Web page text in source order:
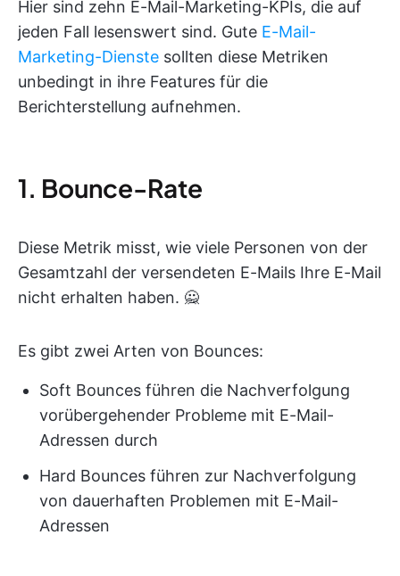
Hier sind zehn E-Mail-Marketing-KPIs, die auf
jeden Fall lesenswert sind. Gute E-Mail-
Marketing-Dienste sollten diese Metriken
unbedingt in ihre Features für die
Berichterstellung aufnehmen.
1. Bounce-Rate
Diese Metrik misst, wie viele Personen von der
Gesamtzahl der versendeten E-Mails Ihre E-Mail
nicht erhalten haben. 🙅
Es gibt zwei Arten von Bounces:
Soft Bounces führen die Nachverfolgung
vorübergehender Probleme mit E-Mail-
Adressen durch
Hard Bounces führen zur Nachverfolgung
von dauerhaften Problemen mit E-Mail-
Adressen